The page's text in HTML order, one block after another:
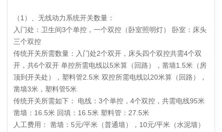
（1）、无线动力系统开关数量：
入门处：卫生间3个单控，一个双控（卧室照明灯） 卧室：床头
三个双控
传统开关所需数量：入门处2个双开，床头四个双控共需4个双
开，共6个双开 单控所需电线以5米算（回路），凿墙1.5米（房
顶到开关处），塑料管2.5米 双控所需电线以20米算（回路），
凿墙3米，塑料管5米
传统开关所需如下： 电线：3个单控，4个双控，共需电线95米
凿墙：16.5米 回填：16.5米 塑料管：27.5米
人工费用： 凿墙：5元/平米（普通墙），10元/平米（水泥墙）